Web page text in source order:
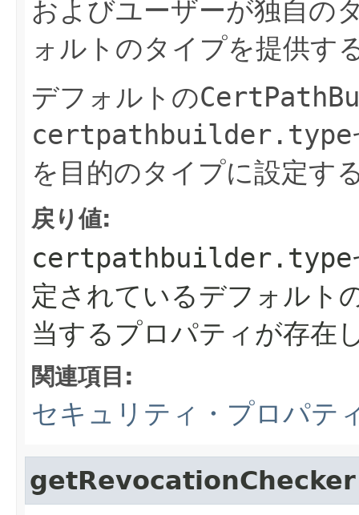
およびユーザーが独自の
ォルトのタイプを提供す
デフォルトの
certpathbuilder.type
を目的のタイプに設定す
戻り値:
certpathbuilder.type
定されているデフォルト
当するプロパティが存在
関連項目:
セキュリティ・プロパテ
getRevocationChecker